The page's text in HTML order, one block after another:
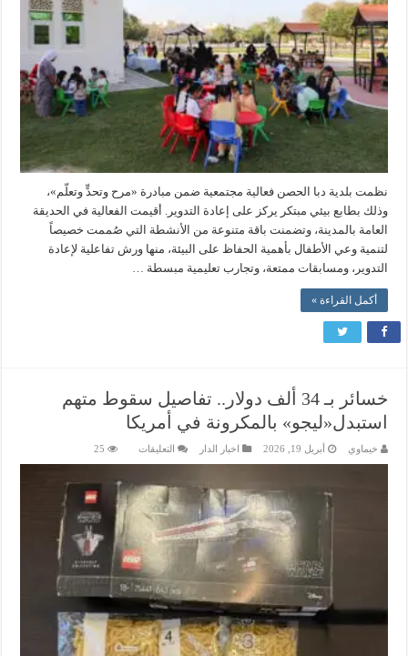
وتعلّم»
مغلقة
نظمت بلدية دبا الحصن فعالية مجتمعية ضمن مبادرة «مرح وتحدٍّ وتعلّم»،
وذلك بطابع بيئي مبتكر يركز على إعادة التدوير. أقيمت الفعالية في الحديقة
العامة بالمدينة، وتضمنت باقة متنوعة من الأنشطة التي صُممت خصيصاً
لتنمية وعي الأطفال بأهمية الحفاظ على البيئة، منها ورش تفاعلية لإعادة
التدوير، ومسابقات ممتعة، وتجارب تعليمية مبسطة …
أكمل القراءة »
خسائر بـ 34 ألف دولار.. تفاصيل سقوط متهم
استبدل«ليجو» بالمكرونة في أمريكا
خيماوي أبريل 19, 2026 اخبار الدار التعليقاتعلى
34
ألف
دولار..
تفاصيل
سقوط
متهم
استبدل«ليجو»
بالمكرونة
في
أمريكا
مغلقة
25